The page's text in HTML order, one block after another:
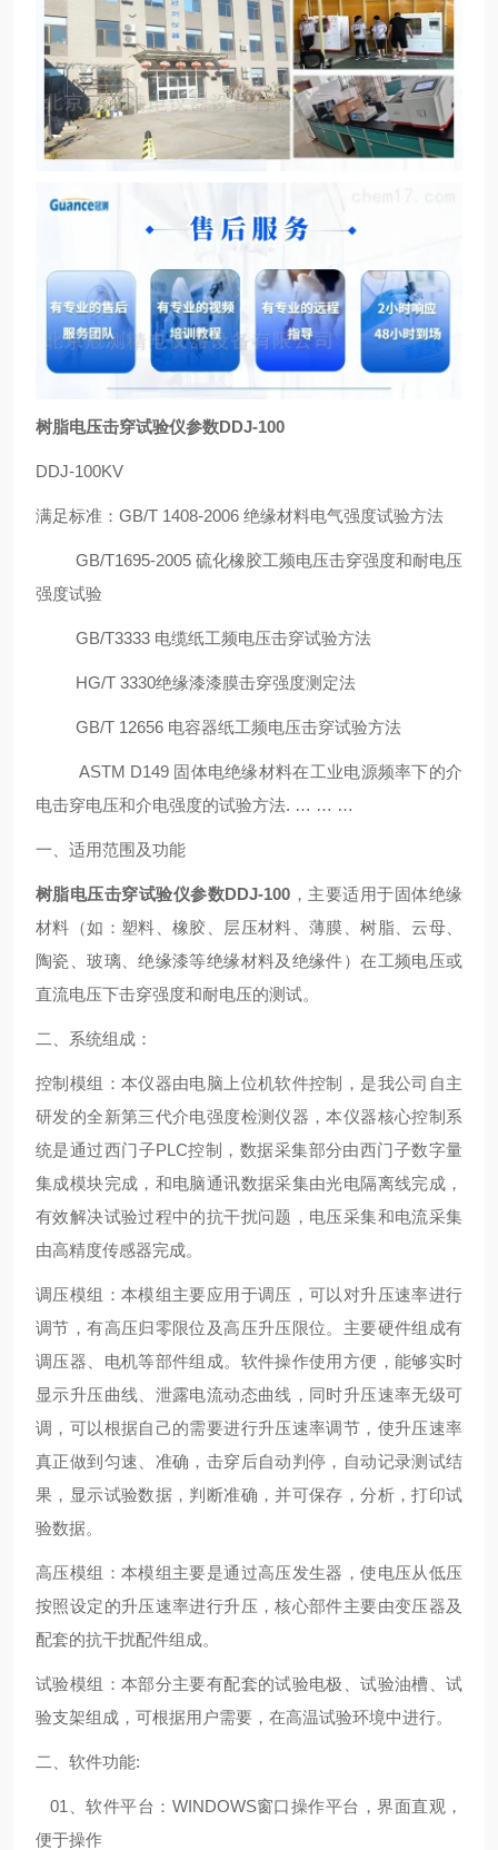
树脂电压击穿试验仪参数DDJ-100
DDJ-100KV
满足标准：GB/T 1408-2006 绝缘材料电气强度试验方法
GB/T1695-2005 硫化橡胶工频电压击穿强度和耐电压
强度试验
GB/T3333 电缆纸工频电压击穿试验方法
HG/T 3330绝缘漆漆膜击穿强度测定法
GB/T 12656 电容器纸工频电压击穿试验方法
ASTM D149 固体电绝缘材料在工业电源频率下的介
电击穿电压和介电强度的试验方法. … … …
一、适用范围及功能
树脂电压击穿试验仪参数DDJ-100 ，主要适用于固体绝缘
材料（如：塑料、橡胶、层压材料、薄膜、树脂、云母、
陶瓷、玻璃、绝缘漆等绝缘材料及绝缘件）在工频电压或
直流电压下击穿强度和耐电压的测试。
二、系统组成：
控制模组：本仪器由电脑上位机软件控制，是我公司自主
研发的全新第三代介电强度检测仪器，本仪器核心控制系
统是通过西门子PLC控制，数据采集部分由西门子数字量
集成模块完成，和电脑通讯数据采集由光电隔离线完成，
有效解决试验过程中的抗干扰问题，电压采集和电流采集
由高精度传感器完成。
调压模组：本模组主要应用于调压，可以对升压速率进行
调节，有高压归零限位及高压升压限位。主要硬件组成有
调压器、电机等部件组成。软件操作使用方便，能够实时
显示升压曲线、泄露电流动态曲线，同时升压速率无级可
调，可以根据自己的需要进行升压速率调节，使升压速率
真正做到匀速、准确，击穿后自动判停，自动记录测试结
果，显示试验数据，判断准确，并可保存，分析，打印试
验数据。
高压模组：本模组主要是通过高压发生器，使电压从低压
按照设定的升压速率进行升压，核心部件主要由变压器及
配套的抗干扰配件组成。
试验模组：本部分主要有配套的试验电极、试验油槽、试
验支架组成，可根据用户需要，在高温试验环境中进行。
二、软件功能:
01、软件平台：WINDOWS窗口操作平台，界面直观，
便于操作